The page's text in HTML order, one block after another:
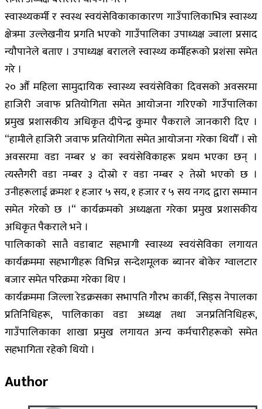
स्वास्थ्यकर्मी र स्वस्थ स्वयंसेविकाकाकारण गाउँपालिकाभित्र स्वास्थ्य
क्षेत्रमा उल्लेखनीय प्रगति भएको गाउँपालिका उपाध्यक्ष ज्वाला प्रसाद
न्यौपानेले बताए । उपाध्यक्ष बरालले स्वास्थ्य कर्मीहरूको प्रशंसा समेत
गरे ।
२० औँ महिला सामुदायिक स्वास्थ्य स्वयंसेविका दिवसको अवसरमा
हाजिरी जवाफ प्रतियोगिता समेत आयोजना गरिएको गाउँपालिका
प्रमुख प्रशासकीय अधिकृत दीपेन्द्र कुमार पैकराले जानकारी दिए ।
“हामीले हाजिरी जवाफ प्रतियोगिता समेत आयोजना गरेका थियौँ । सो
अवसरमा वडा नम्बर ४ का स्वयंसेविकाहरू प्रथम भएका छन् ।
त्यस्तैगरी वडा नम्बर ३ दोस्रो र वडा नम्बर २ तेस्रो भएको छ ।
उनीहरूलाई क्रमशः १ हजार ५ सय, १ हजार र ५ सय नगद द्वारा सम्मान
समेत गरेको छ ।“ कार्यक्रमको अध्यक्षता गरेका प्रमुख प्रशासकीय
अधिकृत पैकराले भने ।
पालिकाको सातै वडाबाट सहभागी स्वास्थ्य स्वयंसेविका लगायत
कार्यक्रममा सहभागीहरू विभिन्न सन्देशमूलक ब्यानर बोकेर ग्वालटार
बजार समेत परिक्रमा गरेका थिए ।
कार्यक्रममा जिल्ला रेडक्रसका सभापति गौरभ कार्की, सिड्स नेपालका
प्रतिनिधिहरू, पालिकाका वडा अध्यक्ष तथा जनप्रतिनिधिहरू,
गाउँपालिकाका शाखा प्रमुख लगायत अन्य कर्मचारीहरूको समेत
सहभागिता रहेको थियो ।
Author